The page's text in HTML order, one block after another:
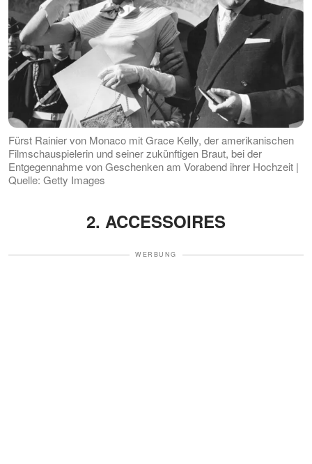
Fürst Rainier von Monaco mit Grace Kelly, der amerikanischen
Filmschauspielerin und seiner zukünftigen Braut, bei der
Entgegennahme von Geschenken am Vorabend ihrer Hochzeit |
Quelle: Getty Images
2. ACCESSOIRES
WERBUNG